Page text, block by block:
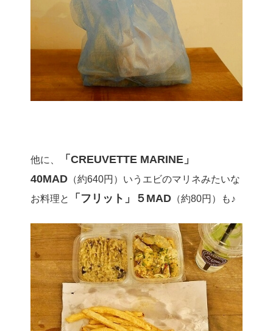
他に、
「CREUVETTE MARINE」
40MAD （約640円）いうエビのマリネみたいな
お料理と
「フリット」５MAD （約80円）も♪